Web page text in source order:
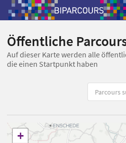
Öffentliche
Auf dieser Karte werden alle
die einen Startpunkt haben
+